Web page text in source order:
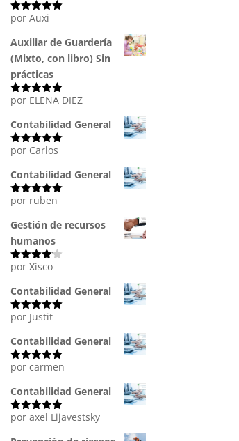
Valorado
por Auxi
Auxiliar de Guardería
(Mixto, con libro) Sin
prácticas
Valorado
por ELENA DIEZ
Contabilidad General
Valorado
por Carlos
Contabilidad General
Valorado
por ruben
Gestión de recursos
humanos
Valorado
5
por Xisco
Contabilidad General
Valorado
por Justit
Contabilidad General
Valorado
por carmen
Contabilidad General
Valorado
por axel Lijavestsky